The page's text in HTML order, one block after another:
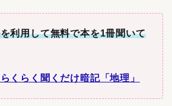
利用して無料で本を1冊聞いて
くらく聞くだけ暗記「地理」